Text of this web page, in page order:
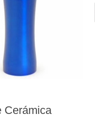
Cerámica